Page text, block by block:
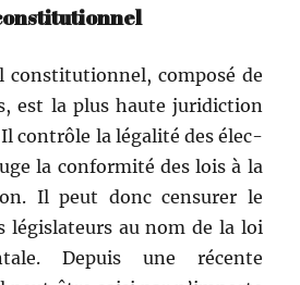
con­sti­tu­tion­nel, com­posé de
est la plus haute juri­dic­tion
Il con­trôle la légal­ité des élec­
la con­for­mité des lois à la
Il peut donc cen­sur­er le
lég­is­la­teurs au nom de la loi
Depuis une récente